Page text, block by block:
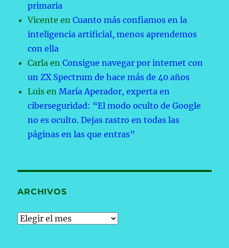
primaria
Vicente enCuanto más confiamos en la
inteligencia artificial, menos aprendemos
con ella
Carla enConsigue navegar por internet con
un ZX Spectrum de hace más de 40 años
Luis enMaría Aperador, experta en
ciberseguridad: “El modo oculto de Google
no es oculto. Dejas rastro en todas las
páginas en las que entras”
ARCHIVOS
Archivos